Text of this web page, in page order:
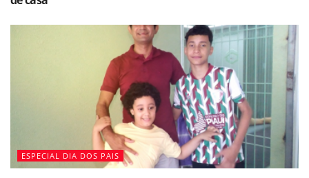
ESPECIAL DIA DOS PAIS